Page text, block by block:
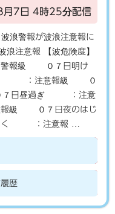
月7日 4時25分配信
浪警報が波浪注意報に
注意報 【波危険度】
級 ０７日明け
：注意報級 ０
日昼過ぎ ：注意
０７日夜のはじ
く ：注意報 …
歴